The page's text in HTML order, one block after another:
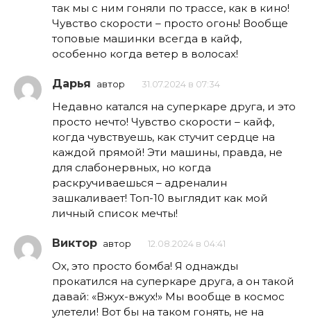
так мы с ним гоняли по трассе, как в кино!
Чувство скорости – просто огонь! Вообще
топовые машинки всегда в кайф,
особенно когда ветер в волосах!
Дарья автор 31.07.2024 в 07:34
Недавно катался на суперкаре друга, и это
просто нечто! Чувство скорости – кайф,
когда чувствуешь, как стучит сердце на
каждой прямой! Эти машины, правда, не
для слабонервных, но когда
раскручиваешься – адреналин
зашкаливает! Топ-10 выглядит как мой
личный список мечты!
Виктор автор 12.08.2024 в 04:41
Ох, это просто бомба! Я однажды
прокатился на суперкаре друга, а он такой
давай: «Вжух-вжух!» Мы вообще в космос
улетели! Вот бы на таком гонять, не на